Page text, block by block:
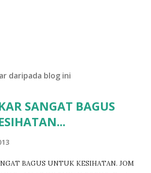
daripada blog ini
SANGAT BAGUS
BAGUS UNTUK KESIHATAN. JOM